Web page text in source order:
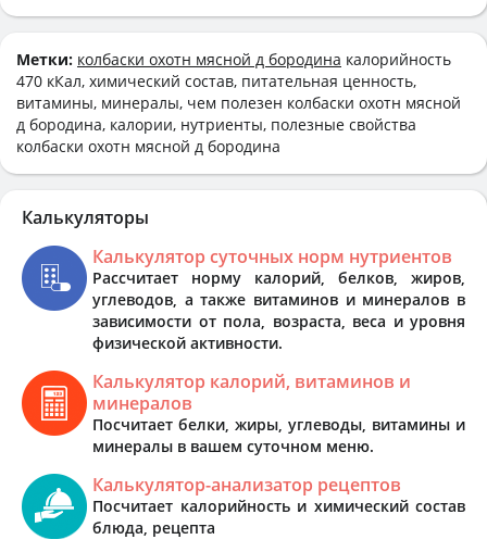
Метки: колбаски охотн мясной д бородина калорийность
470 кКал, химический состав, питательная ценность,
витамины, минералы, чем полезен колбаски охотн мясной
д бородина, калории, нутриенты, полезные свойства
колбаски охотн мясной д бородина
Калькуляторы
Калькулятор суточных норм нутриентов
Рассчитает норму калорий, белков, жиров,
углеводов, а также витаминов и минералов в
зависимости от пола, возраста, веса и уровня
физической активности.
Калькулятор калорий, витаминов и
минералов
Посчитает белки, жиры, углеводы, витамины и
минералы в вашем суточном меню.
Калькулятор-анализатор рецептов
Посчитает калорийность и химический состав
блюда, рецепта